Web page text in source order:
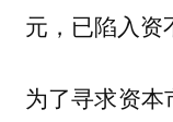
元，已陷入资
为了寻求资